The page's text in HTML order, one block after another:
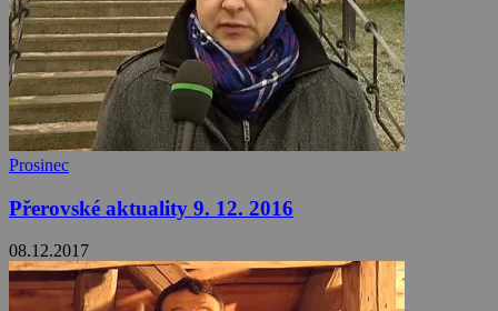
Prosinec
Přerovské aktuality 9. 12. 2016
08.12.2017